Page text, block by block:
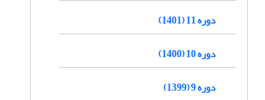
دوره 11 (1401)
دوره 10 (1400)
دوره 9 (1399)